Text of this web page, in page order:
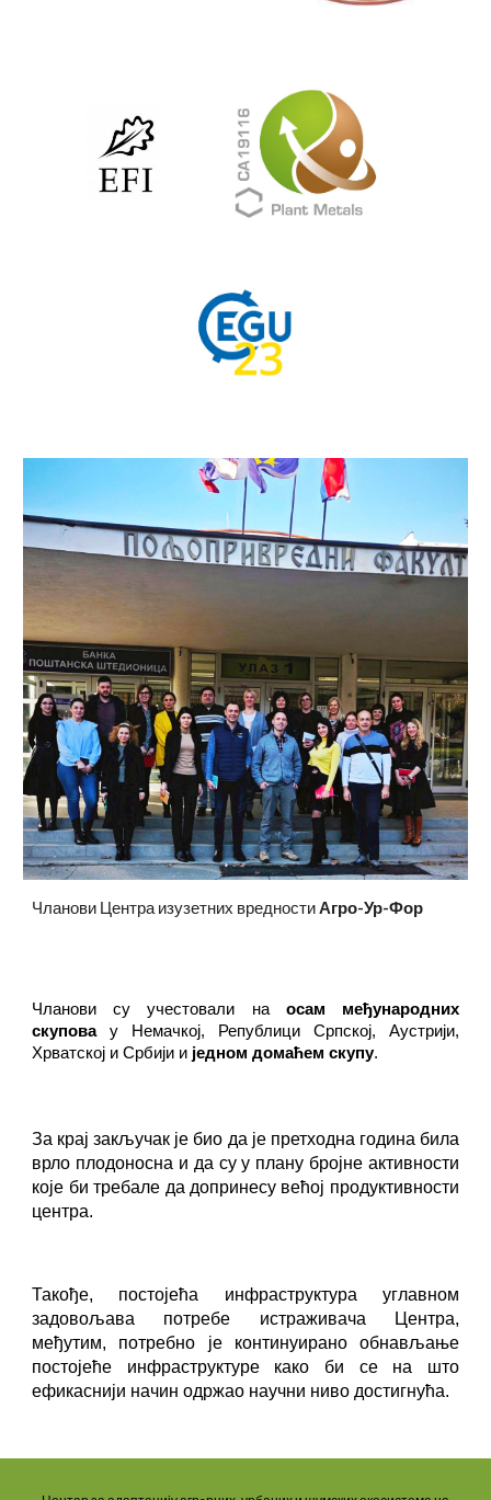
Чланови Центра изузетних вредностиАгро-Ур-Фор
Чланови су учестовали на осам међународних
скуповау Немачкој, Републици Српској, Аустрији,
Хрватској и Србији и једном домаћем скупу.
За крај закључак је био да је претходна година била
врло плодоносна и да су у плану бројне активности
које би требале да допринесу већој продуктивности
центра.
Такође, постојећа инфраструктура углавном
задовољава потребе истраживача Центра,
међутим, потребно је континуирано обнављање
постојеће инфраструктуре како би се на што
ефикаснији начин одржао научни ниво достигнућа.